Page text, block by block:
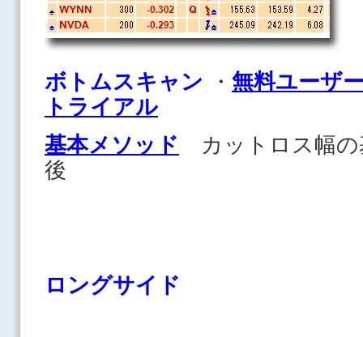
ボトムスキャン ・ 無料ユーザ
トライアル
基本メソッド
カットロス幅
後
ロングサイド